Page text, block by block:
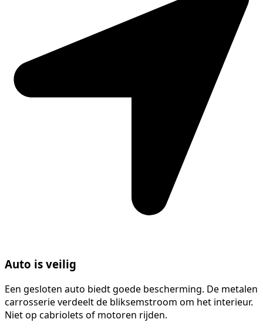
Auto is veilig
Een gesloten auto biedt goede bescherming. De metalen
carrosserie verdeelt de bliksemstroom om het interieur.
Niet op cabriolets of motoren rijden.